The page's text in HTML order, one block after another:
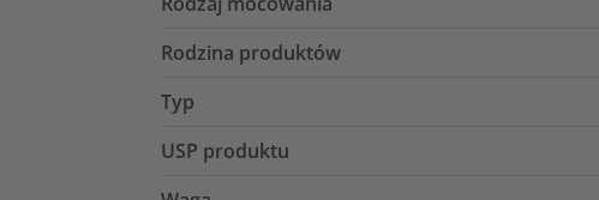
Rodzina produktów
Typ
USP produktu